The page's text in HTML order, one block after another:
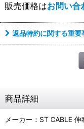
販売価格はお問い合
返品特約に関する重要
商品詳細
メーカー：ST CABLE